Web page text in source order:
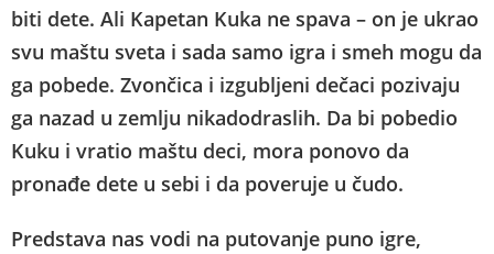
biti dete. Ali Kapetan Kuka ne spava – on je ukrao
svu maštu sveta i sada samo igra i smeh mogu da
ga pobede. Zvončica i izgubljeni dečaci pozivaju
ga nazad u zemlju nikadodraslih. Da bi pobedio
Kuku i vratio maštu deci, mora ponovo da
pronađe dete u sebi i da poveruje u čudo.
Predstava nas vodi na putovanje puno igre,